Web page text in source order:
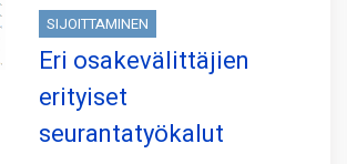
SIJOITTAMINEN
Eri osakevälittäjien
erityiset
seurantatyökalut